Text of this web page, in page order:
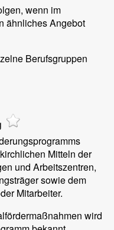
wenn im
ähnliches Angebot
Berufsgruppen
Mitteln der
und Arbeitszentren,
sowie dem
Mitarbeiter.
wird